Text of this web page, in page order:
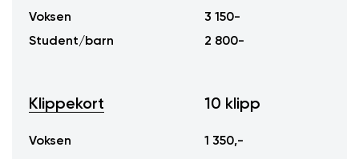
Voksen
Student/barn
Klippekort
Voksen
3 150-
2 800-
10 klipp
1 350,-